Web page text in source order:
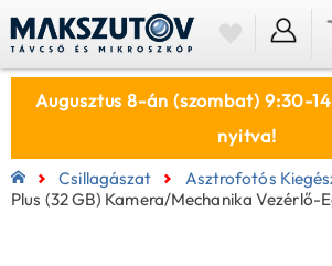
Augusztus 8-án (szombat) 9:30-
nyitva!
Csillagászat Asztrofotós
Plus (32 GB) Kamera/mechanika Vezérlő-